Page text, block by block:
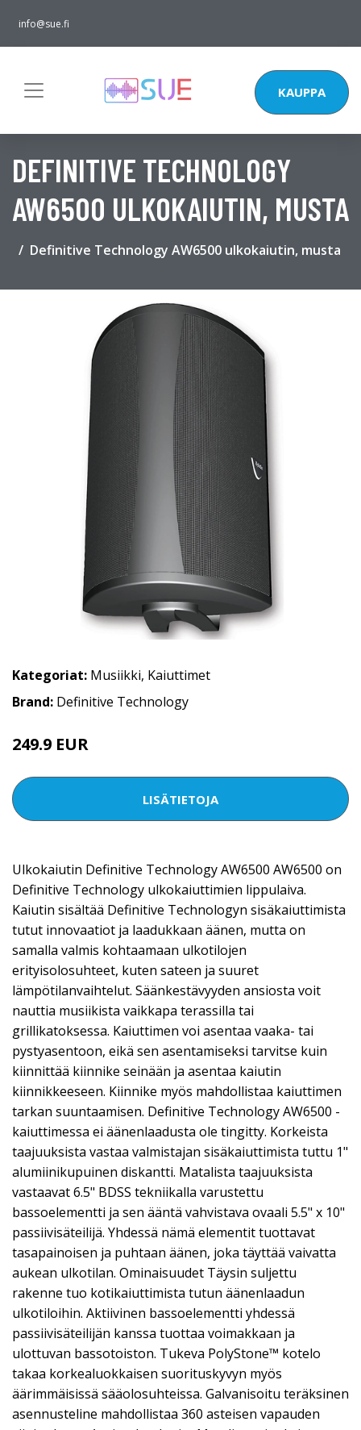
info@sue.fi
KAUPPA
DEFINITIVE TECHNOLOGY
AW6500 ULKOKAIUTIN, MUSTA
Definitive Technology AW6500 ulkokaiutin, musta
Kategoriat: Musiikki, Kaiuttimet
Brand: Definitive Technology
249.9 EUR
LISÄTIETOJA
Ulkokaiutin Definitive Technology AW6500 AW6500 on
Definitive Technology ulkokaiuttimien lippulaiva.
Kaiutin sisältää Definitive Technologyn sisäkaiuttimista
tutut innovaatiot ja laadukkaan äänen, mutta on
samalla valmis kohtaamaan ulkotilojen
erityisolosuhteet, kuten sateen ja suuret
lämpötilanvaihtelut. Säänkestävyyden ansiosta voit
nauttia musiikista vaikkapa terassilla tai
grillikatoksessa. Kaiuttimen voi asentaa vaaka- tai
pystyasentoon, eikä sen asentamiseksi tarvitse kuin
kiinnittää kiinnike seinään ja asentaa kaiutin
kiinnikkeeseen. Kiinnike myös mahdollistaa kaiuttimen
tarkan suuntaamisen. Definitive Technology AW6500 -
kaiuttimessa ei äänenlaadusta ole tingitty. Korkeista
taajuuksista vastaa valmistajan sisäkaiuttimista tuttu 1"
alumiinikupuinen diskantti. Matalista taajuuksista
vastaavat 6.5" BDSS tekniikalla varustettu
bassoelementti ja sen ääntä vahvistava ovaali 5.5" x 10"
passiivisäteilijä. Yhdessä nämä elementit tuottavat
tasapainoisen ja puhtaan äänen, joka täyttää vaivatta
aukean ulkotilan. Ominaisuudet Täysin suljettu
rakenne tuo kotikaiuttimista tutun äänenlaadun
ulkotiloihin. Aktiivinen bassoelementti yhdessä
passiivisäteilijän kanssa tuottaa voimakkaan ja
ulottuvan bassotoiston. Tukeva PolyStone™ kotelo
takaa korkealuokkaisen suorituskyvyn myös
äärimmäisissä sääolosuhteissa. Galvanisoitu teräksinen
asennusteline mahdollistaa 360 asteisen vapauden